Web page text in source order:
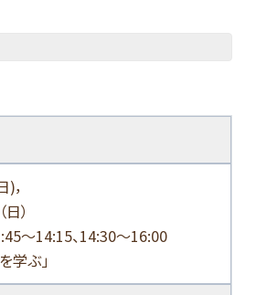
，
）
～14:15、14:30～16:00
学ぶ」